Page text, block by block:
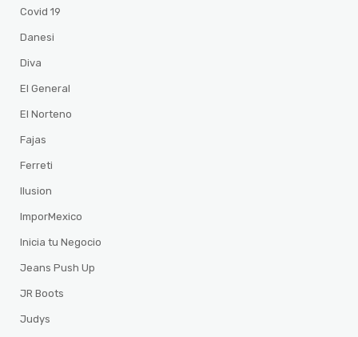
Covid 19
Danesi
Diva
El General
El Norteno
Fajas
Ferreti
Ilusion
ImporMexico
Inicia tu Negocio
Jeans Push Up
JR Boots
Judys